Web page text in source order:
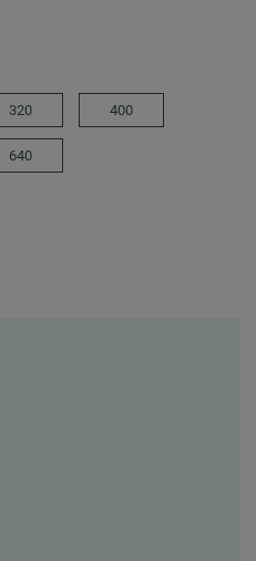
320 400
640